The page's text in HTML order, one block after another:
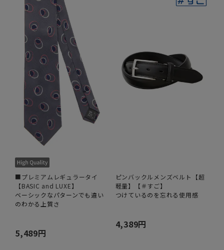
■プレミアムレギュラータイ
【BASIC and LUXE】
ベーシックなパターンでも違い
のわかる上質さ
5,489円
ピンバックルメンズベルト【超
軽量】【＃すご】
つけているのを忘れる使用感
4,389円